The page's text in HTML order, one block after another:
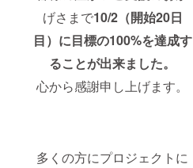
げさまで10/2（開始20日
目）に目標の100%を達成す
ることが出来ました。
心から感謝申し上げます。
多くの方にプロジェクトに